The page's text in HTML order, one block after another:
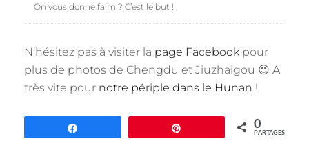
On vous donne faim ? C’est le but !
N’hésitez pas à visiter la page Facebook pour
plus de photos de Chengdu et Jiuzhaigou 😉 A
très vite pour notre périple dans le Hunan !
0
PARTAGES